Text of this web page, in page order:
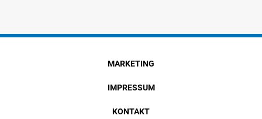
MARKETING
IMPRESSUM
KONTAKT